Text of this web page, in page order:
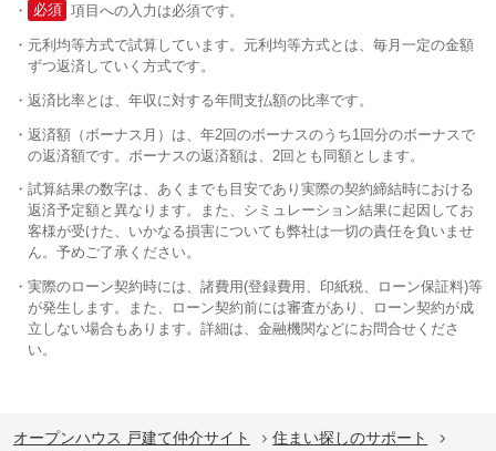
必須 項目への入力は必須です。
元利均等方式で試算しています。元利均等方式とは、毎月一定の金額
ずつ返済していく方式です。
返済比率とは、年収に対する年間支払額の比率です。
返済額（ボーナス月）は、年2回のボーナスのうち1回分のボーナスで
の返済額です。ボーナスの返済額は、2回とも同額とします。
試算結果の数字は、あくまでも目安であり実際の契約締結時における
返済予定額と異なります。また、シミュレーション結果に起因してお
客様が受けた、いかなる損害についても弊社は一切の責任を負いませ
ん。予めご了承ください。
実際のローン契約時には、諸費用(登録費用、印紙税、ローン保証料)等
が発生します。また、ローン契約前には審査があり、ローン契約が成
立しない場合もあります。詳細は、金融機関などにお問合せくださ
い。
オープンハウス 戸建て仲介サイト
住まい探しのサポート